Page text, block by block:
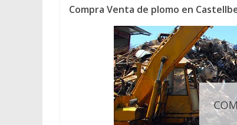
Compra Venta de plomo en